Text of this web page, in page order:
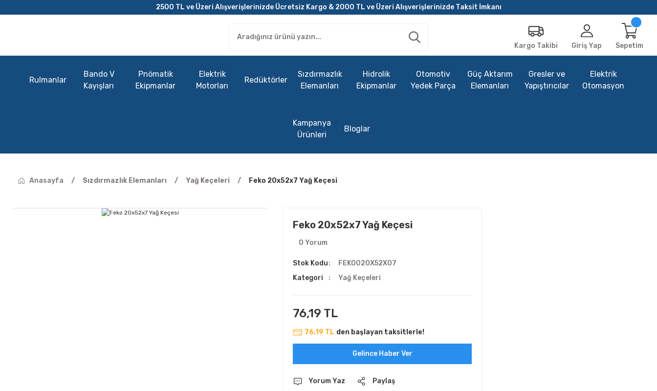
2500 TL ve Üzeri Alışverişlerinizde Ücretsiz Kargo & 2000 TL ve Üzeri Alışverişlerinizde Taksit İmkanı
Kargo Takibi Giriş Yap Sepetim
Rulmanlar
Bando V
Kayışları
Pnömatik
Ekipmanlar
Elektrik
Motorları
Redüktörler
Sızdırmazlık
Elemanları
Hidrolik
Ekipmanlar
Otomotiv
Yedek Parça
Güç Aktarım
Elemanları
Gresler ve
Yapıştırıcılar
Elektrik
Otomasyon
Kampanya
Ürünleri
Bloglar
Anasayfa Sızdırmazlık Elemanları Yağ Keçeleri Feko 20x52x7 Yağ Keçesi
Feko 20x52x7 Yağ Keçesi
0 Yorum
Stok Kodu
FEKO020X52X07
Kategori
Yağ Keçeleri
76,19 TL
76,19 TL den başlayan taksitlerle!
Gelince Haber Ver
Yorum Yaz Paylaş